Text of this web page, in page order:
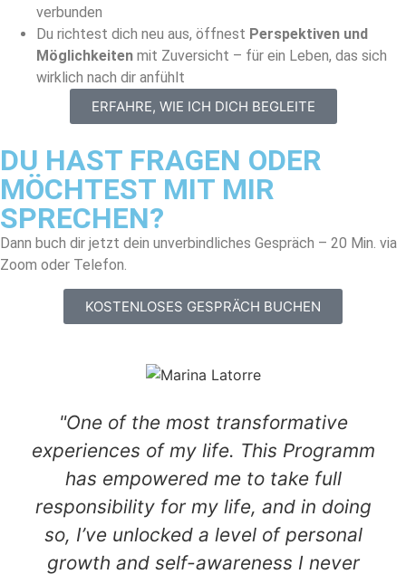
verbunden
Du richtest dich neu aus, öffnest Perspektiven und
Möglichkeiten mit Zuversicht – für ein Leben, das sich
wirklich nach dir anfühlt
ERFAHRE, WIE ICH DICH BEGLEITE
DU HAST FRAGEN ODER
MÖCHTEST MIT MIR
SPRECHEN?
Dann buch dir jetzt dein unverbindliches Gespräch – 20 Min. via
Zoom oder Telefon.
KOSTENLOSES GESPRÄCH BUCHEN
"One of the most transformative
experiences of my life. This Programm
has empowered me to take full
responsibility for my life, and in doing
so, I’ve unlocked a level of personal
growth and self-awareness I never